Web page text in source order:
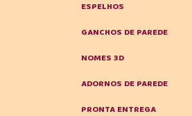
ESPELHOS
GANCHOS DE PAREDE
NOMES 3D
ADORNOS DE PAREDE
PRONTA ENTREGA